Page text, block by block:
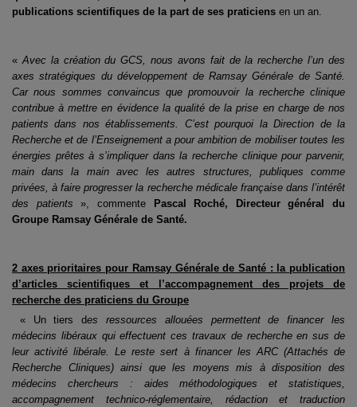
publications scientifiques de la part de ses praticiens en un an.
«Avec la création du GCS, nous avons fait de la recherche l’un des
axes stratégiques dudéveloppement de Ramsay Générale de Santé.
Car nous sommes convaincus que promouvoir la recherche clinique
contribue à mettre en évidence la qualité de la prise en charge de nos
patients dans nos établissements. C’est pourquoi la Direction de la
Recherche et de l’Enseignement a pour ambition de mobiliser toutes les
énergies prêtes à s’impliquer dans la recherche clinique pour parvenir,
main dans la main avec les autres structures, publiques comme
privées, à faire progresser la recherche médicale française dans l’intérêt
des patients», commente
Pascal Roché, Directeur général du
Groupe Ramsay Générale de Santé.
2 axes prioritaires pour Ramsay Générale de Santé : la publication
d’articlesscientifiques et l’accompagnement des projets de
recherche des praticiens du Groupe
« Un tiers des ressources allouées permettent de financer les
médecins libéraux qui effectuentces travaux de recherche en sus de
leur activité libérale. Le reste sert à financer les ARC (Attachés de
Recherche Cliniques) ainsi que les moyens mis à disposition des
médecins chercheurs : aides méthodologiques et statistiques,
accompagnement technico-réglementaire, rédaction et traduction